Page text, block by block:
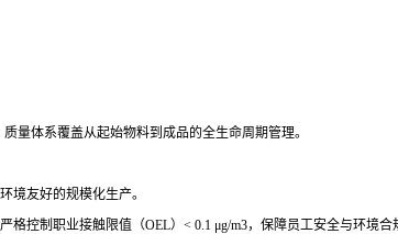
体系覆盖从起始物料到成品的全生命周期管理。
友好的规模化生产。
控制职业接触限值（OEL）< 0.1 μg/m3，保障员工安全与环境合